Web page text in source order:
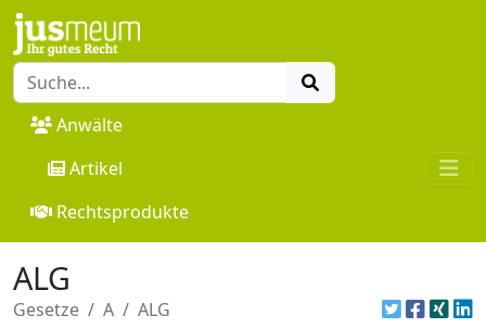
Anwälte
Artikel
Rechtsprodukte
ALG
Gesetze A ALG